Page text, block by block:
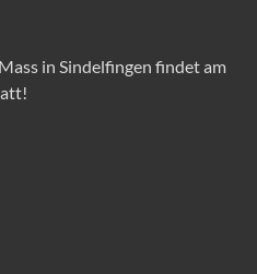
in Sindelfingen findet am